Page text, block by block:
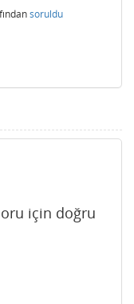
soruldu
için doğru